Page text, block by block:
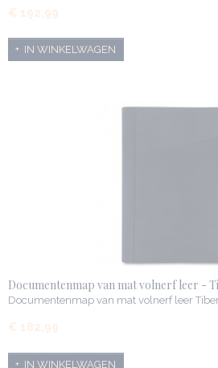
€ 192,99
IN WINKELWAGEN
Documentenmap van mat volnerf leer -
Documentenmap van mat volnerf leer
€ 182,99
IN WINKELWAGEN